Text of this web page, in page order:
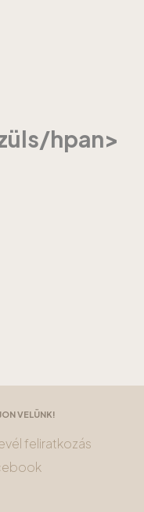
hpan>
VELÜNK!
feliratkozás